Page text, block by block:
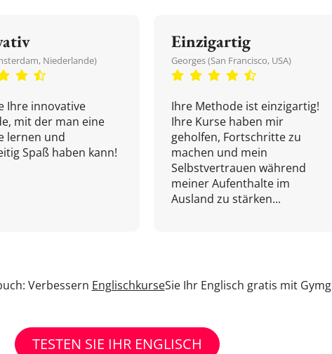
Niederlande)
Ihre innovative
mit der man eine
lernen und
Spaß haben kann!
Einzigartig
Georges (San Francisco, USA)
Ihre Methode ist einzigartig!
Ihre Kurse haben mir
geholfen, Fortschritte zu
machen und mein
Selbstvertrauen während
meiner Aufenthalte im
Ausland zu stärken...
Verbessern EnglischkurseSie Ihr Englisch gratis mit
TESTEN SIE IHR ENGLISCH